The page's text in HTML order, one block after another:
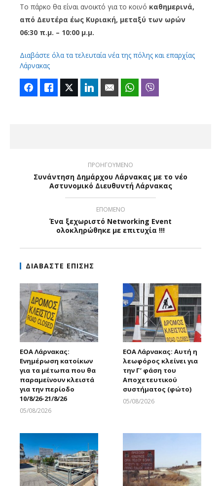
Το πάρκο θα είναι ανοικτό για το κοινό καθημερινά,
από Δευτέρα έως Κυριακή, μεταξύ των ωρών
06:30 π.μ. – 10:00 μ.μ.
Διαβάστε όλα τα τελευταία νέα της πόλης και επαρχίας
Λάρνακας
FacebookLike Twitter LinkedIn Email WhatsApp
ΠΡΟΗΓΟΥΜΕΝΟ
Συνάντηση Δημάρχου Λάρνακας με το νέο
Αστυνομικό Διευθυντή Λάρνακας
ΕΠΟΜΕΝΟ
Ένα ξεχωριστό Networking Event
ολοκληρώθηκε με επιτυχία !!!
ΔΙΑΒΑΣΤΕ ΕΠΙΣΗΣ
ΕΟΑ Λάρνακας:
Ενημέρωση κατοίκων
για τα μέτωπα που θα
παραμείνουν κλειστά
για την περίοδο
10/8/26-21/8/26
05/08/2026
ΕΟΑ Λάρνακας: Αυτή η
λεωφόρος κλείνει για
την Γ’ φάση του
Αποχετευτικού
συστήματος (φώτο)
05/08/2026